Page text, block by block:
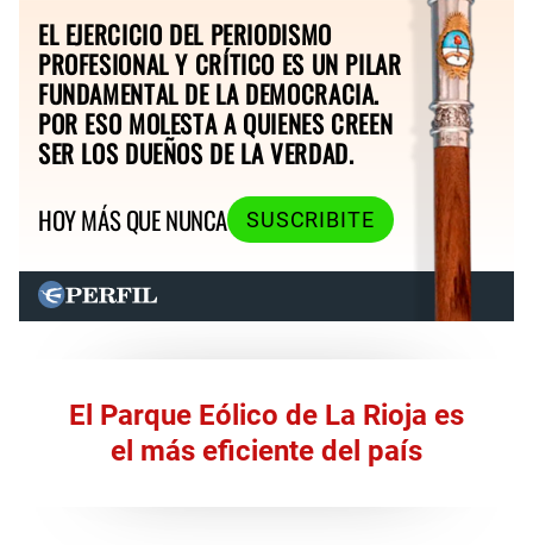
EL EJERCICIO DEL PERIODISMO
PROFESIONAL Y CRÍTICO ES UN PILAR
FUNDAMENTAL DE LA DEMOCRACIA.
POR ESO MOLESTA A QUIENES CREEN
SER LOS DUEÑOS DE LA VERDAD.
HOY MÁS QUE NUNCA
SUSCRIBITE
El Parque Eólico de La Rioja es
el más eficiente del país